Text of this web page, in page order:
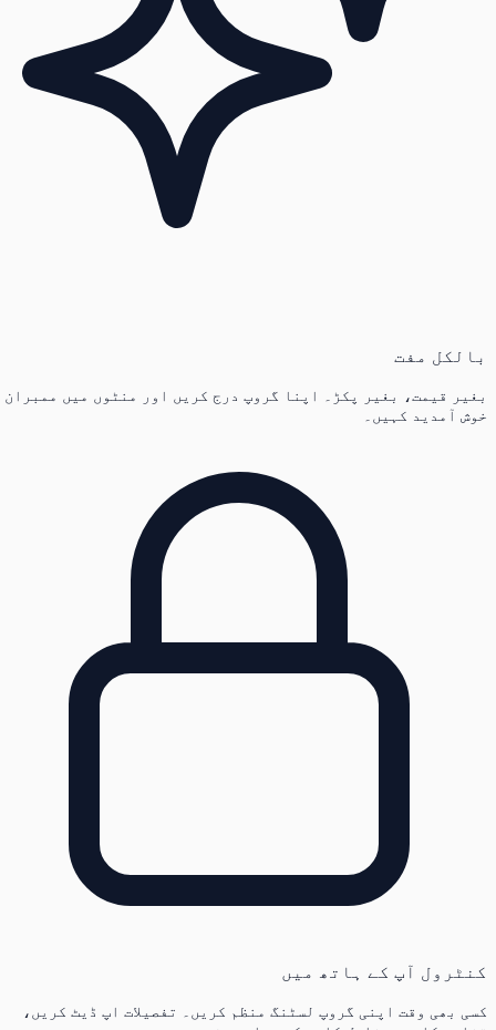
بالکل مفت
بغیر قیمت، بغیر پکڑ۔ اپنا گروپ درج کریں اور منٹوں میں ممبران
خوش آمدید کہیں۔
کنٹرول آپ کے ہاتھ میں
کسی بھی وقت اپنی گروپ لسٹنگ منظم کریں۔ تفصیلات اپ ڈیٹ کریں،